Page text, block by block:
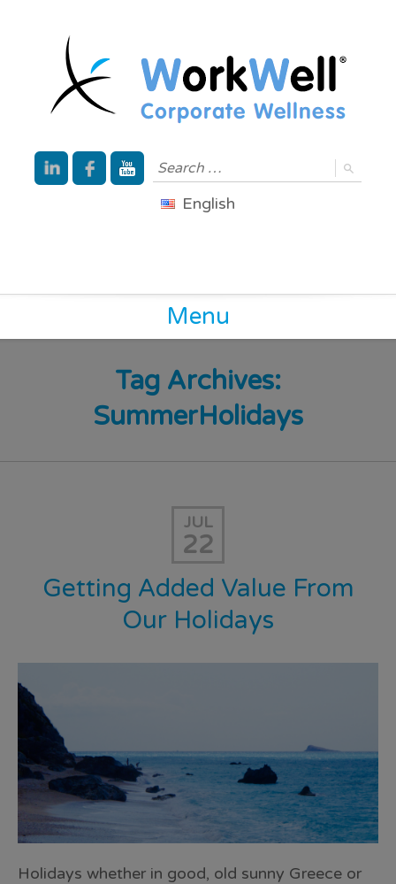
English
Menu
Tag Archives:
SummerHolidays
JUL
22
Getting Added Value From
Our Holidays
Holidays whether in good, old sunny Greece or